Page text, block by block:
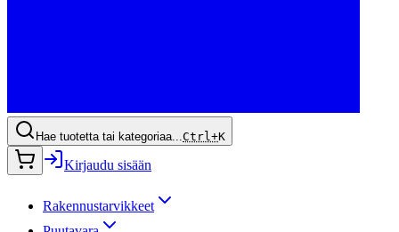
Hae tuotetta tai kategoriaa... Ctrl+K
Kirjaudu sisään
Rakennustarvikkeet